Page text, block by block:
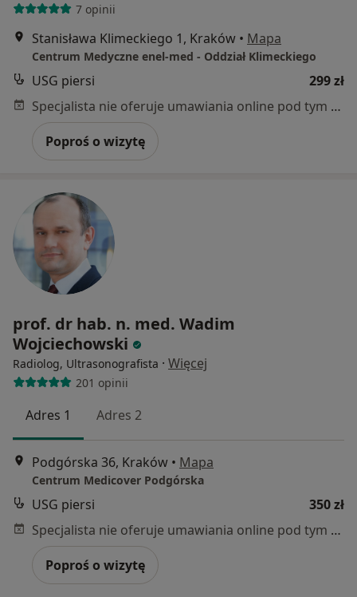
7 opinii
Stanisława Klimeckiego 1, Kraków • Mapa
Centrum Medyczne enel-med - Oddział Klimeckiego
USG piersi
299 zł
Specjalista nie oferuje umawiania online pod tym adresem.
Poproś o wizytę
prof. dr hab. n. med. Wadim
Wojciechowski
Radiolog, Ultrasonografista · Więcej
201 opinii
Adres 1 Adres 2
Podgórska 36, Kraków • Mapa
Centrum Medicover Podgórska
USG piersi
350 zł
Specjalista nie oferuje umawiania online pod tym adresem.
Poproś o wizytę